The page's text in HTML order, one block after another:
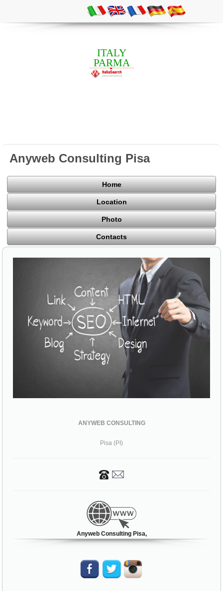
ITALY
PARMA
Anyweb Consulting Pisa
Home
Location
Photo
Contacts
ANYWEB CONSULTING
Pisa (PI)
Anyweb Consulting Pisa,